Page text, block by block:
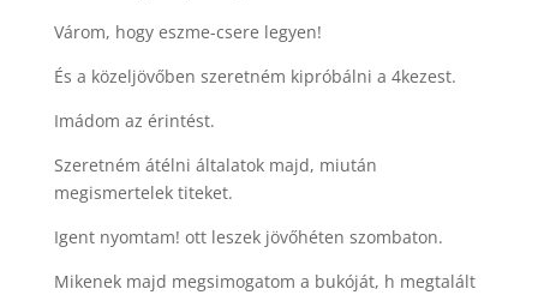
Várom, hogy eszme-csere legyen!
És a közeljövőben szeretném kipróbálni a 4kezest.
Imádom az érintést.
Szeretném átélni általatok majd, miután
megismertelek titeket.
Igent nyomtam! ott leszek jövőhéten szombaton.
Mikenek majd megsimogatom a bukóját, h megtalált